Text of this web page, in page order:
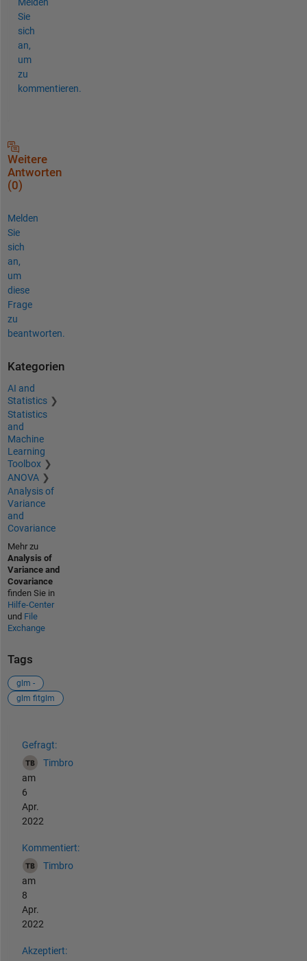
Sie
sich
an,
um
zu
kommentieren.
Weitere
Antworten
(0)
Melden
Sie
sich
an,
um
diese
Frage
zu
beantworten.
Kategorien
AI and
Statistics
Statistics
and
Machine
Learning
Toolbox
ANOVA
Analysis of
Variance
and
Covariance
Mehr zu
Analysis of
Variance and
Covariance
finden Sie in
Hilfe-Center
und File
Exchange
Tags
glm -
glm fitglm
Gefragt:
Timbro
am
6
Apr.
2022
Kommentiert:
Timbro
am
8
Apr.
2022
Akzeptiert: